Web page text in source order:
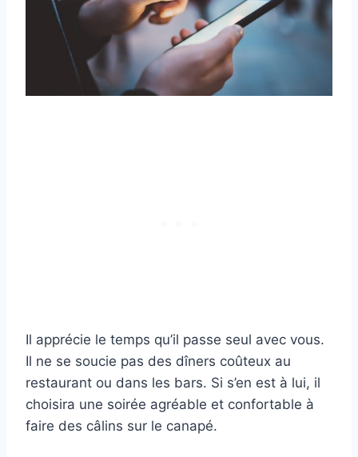
Il apprécie le temps qu’il passe seul avec vous.
Il ne se soucie pas des dîners coûteux au
restaurant ou dans les bars. Si s’en est à lui, il
choisira une soirée agréable et confortable à
faire des câlins sur le canapé.